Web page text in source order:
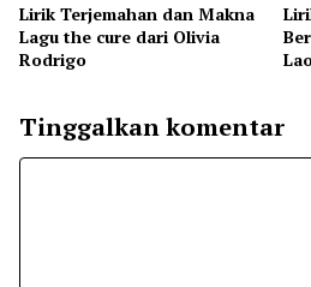
Lirik Terjemahan dan Makna
Lagu the cure dari Olivia
Rodrigo
Tinggalkan komentar
Komentar